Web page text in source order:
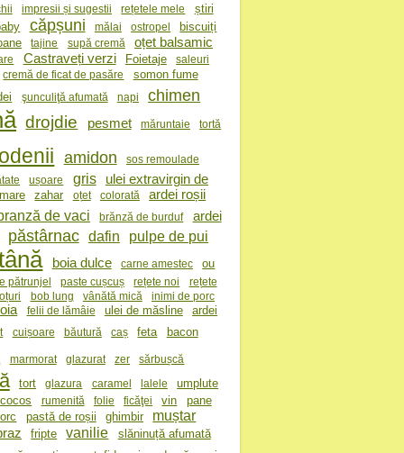
impresii și sugestii rețetele mele
știri
căpșuni mălai ostropel
biscuiți
tajine supă cremă oțet balsamic
Castraveți verzi Foietaje
saleuri
cremă de ficat de pasăre
somon fume
şunculiţă afumată napi chimen
drojdie pesmet măruntaie tortă
amidon
sos remoulade
ușoare gris ulei extravirgin de
zahar oțet colorată ardei roșii
de vaci brănză de burduf ardei
păstârnac dafin pulpe de pui
boia dulce carne amestec ou
pătrunjel paste cușcuș rețete noi
rețete
bob lung vânătă mică inimi de porc
felii de lămâie ulei de măsline ardei
cuișoare băutură caș feta
bacon
marmorat glazurat zer sărbușcă
tort glazura caramel lalele
umplute
rumenită folie ficăţei vin
pane
pastă de roșii ghimbir muștar
fripte vanilie
slăninuță afumată